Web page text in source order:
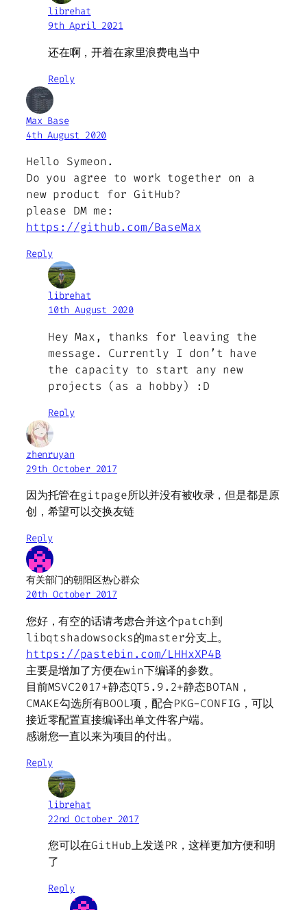
librehat
9th April 2021
还在啊，开着在家里浪费电当中
Reply
Max Base
4th August 2020
Hello Symeon.
Do you agree to work together on a
new product for GitHub?
please DM me:
https://github.com/BaseMax
Reply
librehat
10th August 2020
Hey Max, thanks for leaving the
message. Currently I don’t have
the capacity to start any new
projects (as a hobby) :D
Reply
zhenruyan
29th October 2017
因为托管在gitpage所以并没有被收录，但是都是原
创，希望可以交换友链
Reply
有关部门的朝阳区热心群众
20th October 2017
您好，有空的话请考虑合并这个patch到
libqtshadowsocks的master分支上。
https://pastebin.com/LHHxXP4B
主要是增加了方便在win下编译的参数。
目前MSVC2017+静态QT5.9.2+静态BOTAN，
CMAKE勾选所有BOOL项，配合PKG-CONFIG，可以
接近零配置直接编译出单文件客户端。
感谢您一直以来为项目的付出。
Reply
librehat
22nd October 2017
您可以在GitHub上发送PR，这样更加方便和明
了
Reply